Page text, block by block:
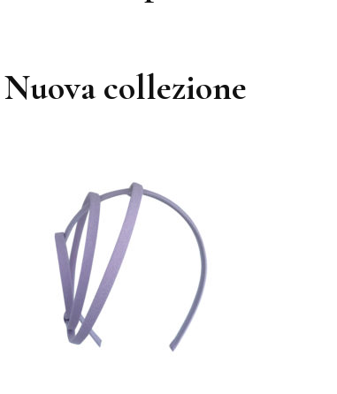
Nuova collezione